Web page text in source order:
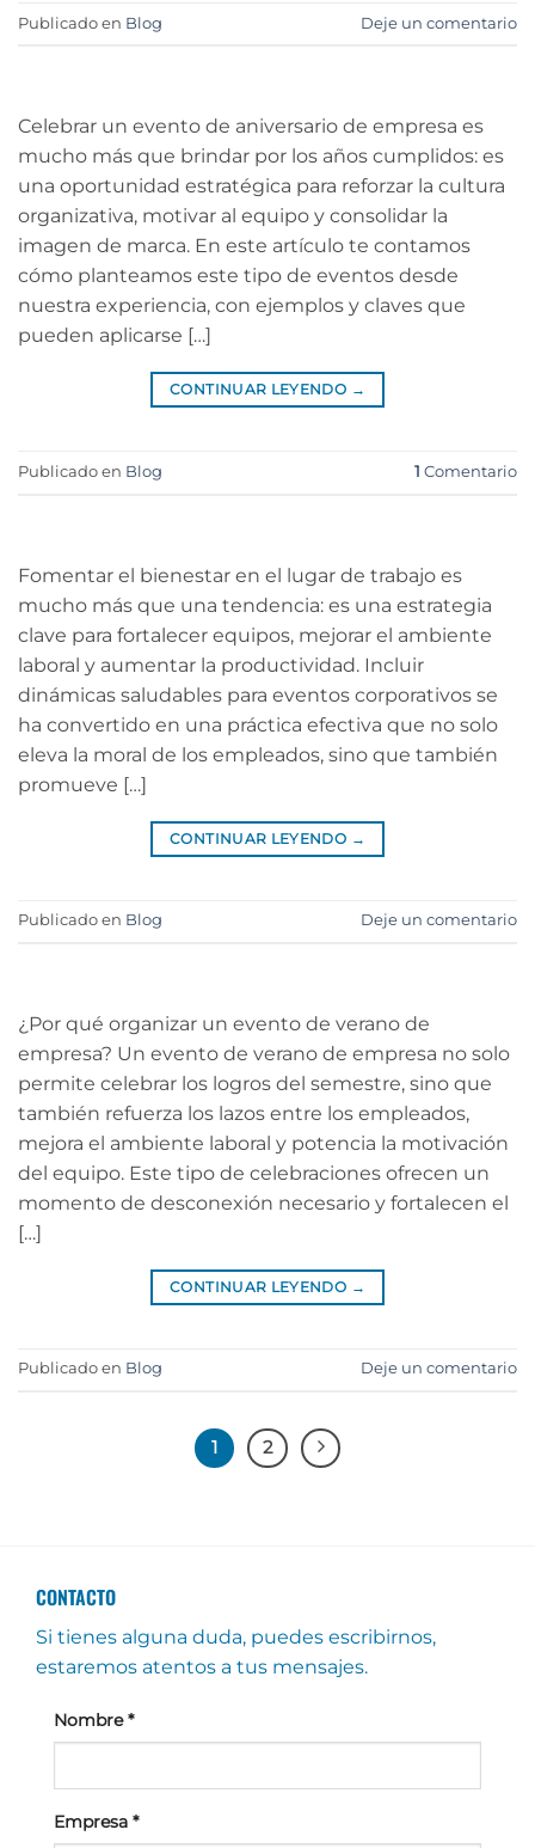
Publicado en Blog Deje un comentario
Celebrar un evento de aniversario de empresa es
mucho más que brindar por los años cumplidos: es
una oportunidad estratégica para reforzar la cultura
organizativa, motivar al equipo y consolidar la
imagen de marca. En este artículo te contamos
cómo planteamos este tipo de eventos desde
nuestra experiencia, con ejemplos y claves que
pueden aplicarse […]
CONTINUAR LEYENDO →
Publicado en Blog 1 Comentario
Fomentar el bienestar en el lugar de trabajo es
mucho más que una tendencia: es una estrategia
clave para fortalecer equipos, mejorar el ambiente
laboral y aumentar la productividad. Incluir
dinámicas saludables para eventos corporativos se
ha convertido en una práctica efectiva que no solo
eleva la moral de los empleados, sino que también
promueve […]
CONTINUAR LEYENDO →
Publicado en Blog Deje un comentario
¿Por qué organizar un evento de verano de
empresa? Un evento de verano de empresa no solo
permite celebrar los logros del semestre, sino que
también refuerza los lazos entre los empleados,
mejora el ambiente laboral y potencia la motivación
del equipo. Este tipo de celebraciones ofrecen un
momento de desconexión necesario y fortalecen el
[…]
CONTINUAR LEYENDO →
Publicado en Blog Deje un comentario
1 2
CONTACTO
Si tienes alguna duda, puedes escribirnos,
estaremos atentos a tus mensajes.
Nombre*
Empresa *